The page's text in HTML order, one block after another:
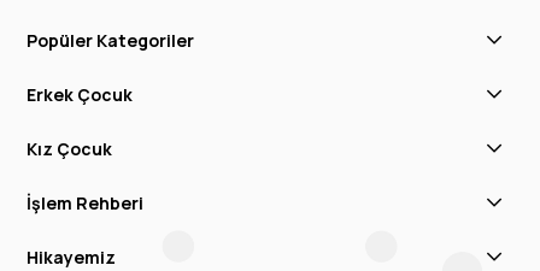
Popüler Kategoriler
Erkek Çocuk
Kız Çocuk
İşlem Rehberi
Hikayemiz